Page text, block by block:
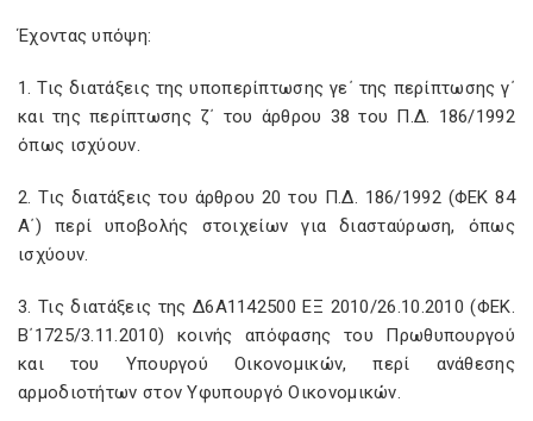
Έχοντας υπόψη:
1. Τις διατάξεις της υποπερίπτωσης γε΄ της περίπτωσης γ΄
και της περίπτωσης ζ΄ του άρθρου 38 του Π.Δ. 186/1992
όπως ισχύουν.
2. Τις διατάξεις του άρθρου 20 του Π.Δ. 186/1992 (ΦΕΚ 84
Α΄) περί υποβολής στοιχείων για διασταύρωση, όπως
ισχύουν.
3. Τις διατάξεις της Δ6Α1142500 ΕΞ 2010/26.10.2010 (ΦΕΚ.
Β΄1725/3.11.2010) κοινής απόφασης του Πρωθυπουργού
και του Υπουργού Οικονομικών, περί ανάθεσης
αρμοδιοτήτων στον Υφυπουργό Οικονομικών.